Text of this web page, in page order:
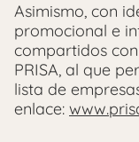
Asimismo, con
promocional e
compartidos
PRISA, al que
lista de
enlace: